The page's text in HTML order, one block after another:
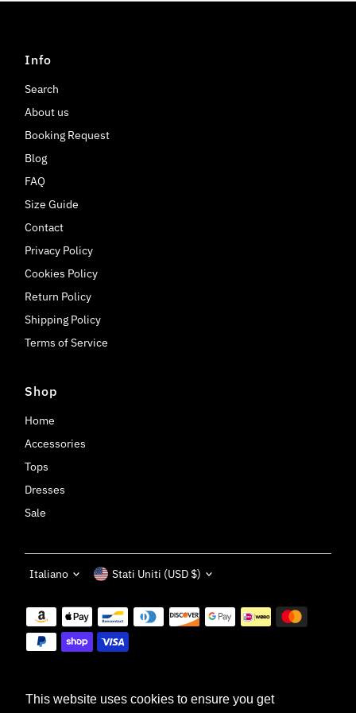
This website uses cookies to ensure you get
Info
Search
About us
Booking Request
Blog
FAQ
Size Guide
Contact
Privacy Policy
Cookies Policy
Return Policy
Shipping Policy
Terms of Service
Shop
Home
Accessories
Tops
Dresses
Sale
Lingua
Italiano Monetay
Stati Uniti (USD $)